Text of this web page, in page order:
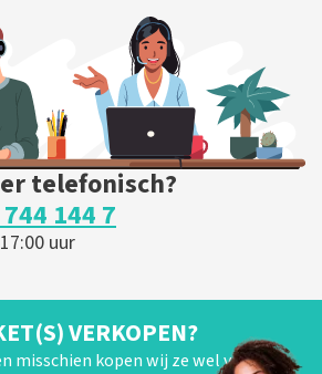
telefonisch?
144 7
uur
VERKOPEN?
misschien kopen wij ze wel van je!